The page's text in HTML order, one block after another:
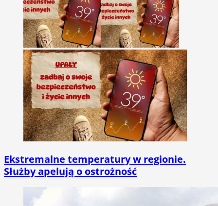
Ekstremalne temperatury w regionie.
Służby apelują o ostrożność